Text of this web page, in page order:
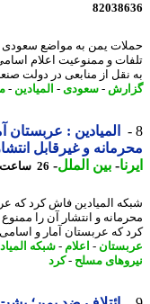
یمن به مواضع سعودی بار
و ممنوعیت اعلام اسامی
از منابعی در دولت صنعا
-سعودی-المیادین-
المیادین : عربستان
و غیرقابل انتشار
-بین الملل-26 ساعت پیش - پنجشنبه 15 مرداد 1405، 23:10
المیادین فاش کرد که
و انتشار آن را ممنوع
که عربستان آمار و اسامی
-اعلام -شبکه المیادین-
مسلح-کرد